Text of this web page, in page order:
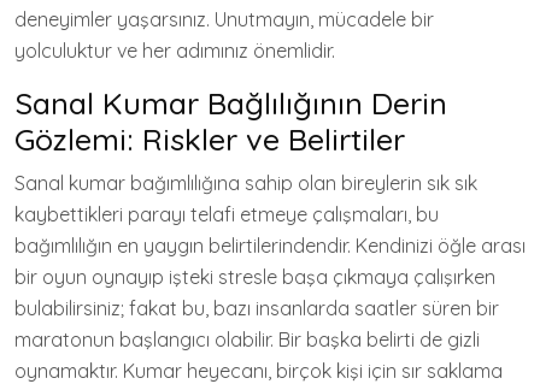
deneyimler yaşarsınız. Unutmayın, mücadele bir
yolculuktur ve her adımınız önemlidir.
Sanal Kumar Bağlılığının Derin
Gözlemi: Riskler ve Belirtiler
Sanal kumar bağımlılığına sahip olan bireylerin sık sık
kaybettikleri parayı telafi etmeye çalışmaları, bu
bağımlılığın en yaygın belirtilerindendir. Kendinizi öğle arası
bir oyun oynayıp işteki stresle başa çıkmaya çalışırken
bulabilirsiniz; fakat bu, bazı insanlarda saatler süren bir
maratonun başlangıcı olabilir. Bir başka belirti de gizli
oynamaktır. Kumar heyecanı, birçok kişi için sır saklama